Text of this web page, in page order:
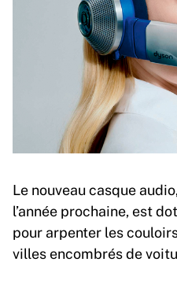
Le nouveau casque
l’année prochaine, est
pour arpenter les
villes encombrés de